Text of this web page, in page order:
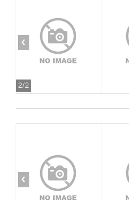
2/2
‹
‹